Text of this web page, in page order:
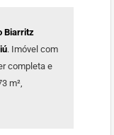
Biarritz
. Imóvel com
completa e
m²,